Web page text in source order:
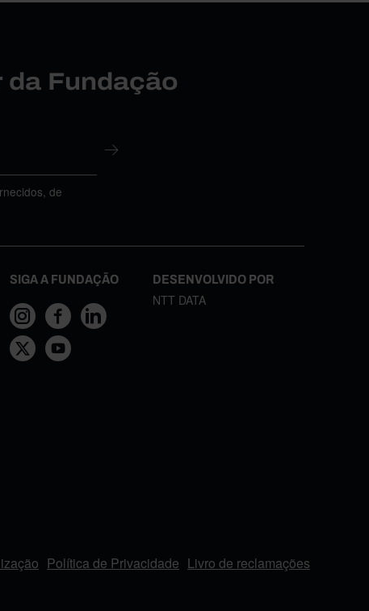
Fundação
de
SIGA A FUNDAÇÃO DESENVOLVIDO POR
NTT DATA
Política de Privacidade Livro de reclamações